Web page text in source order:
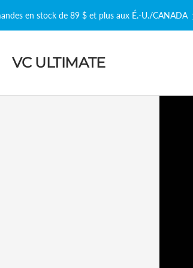
en stock de 89 $ et plus aux É.-U./CANADA
VC ULTIMATE